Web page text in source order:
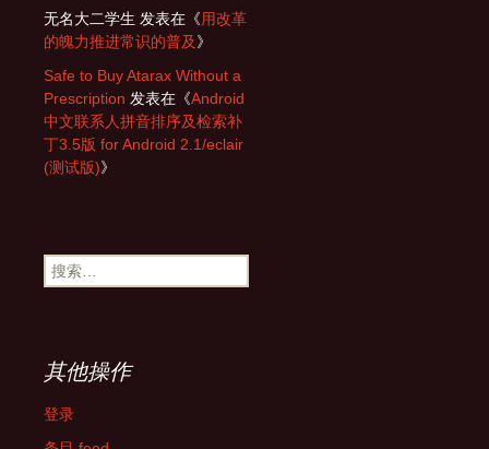
无名大二学生 发表在《用改革
的魄力推进常识的普及》
Safe to Buy Atarax Without a
Prescription 发表在《Android
中文联系人拼音排序及检索补
丁3.5版 for Android 2.1/eclair
(测试版)》
搜
索：
其他操作
登录